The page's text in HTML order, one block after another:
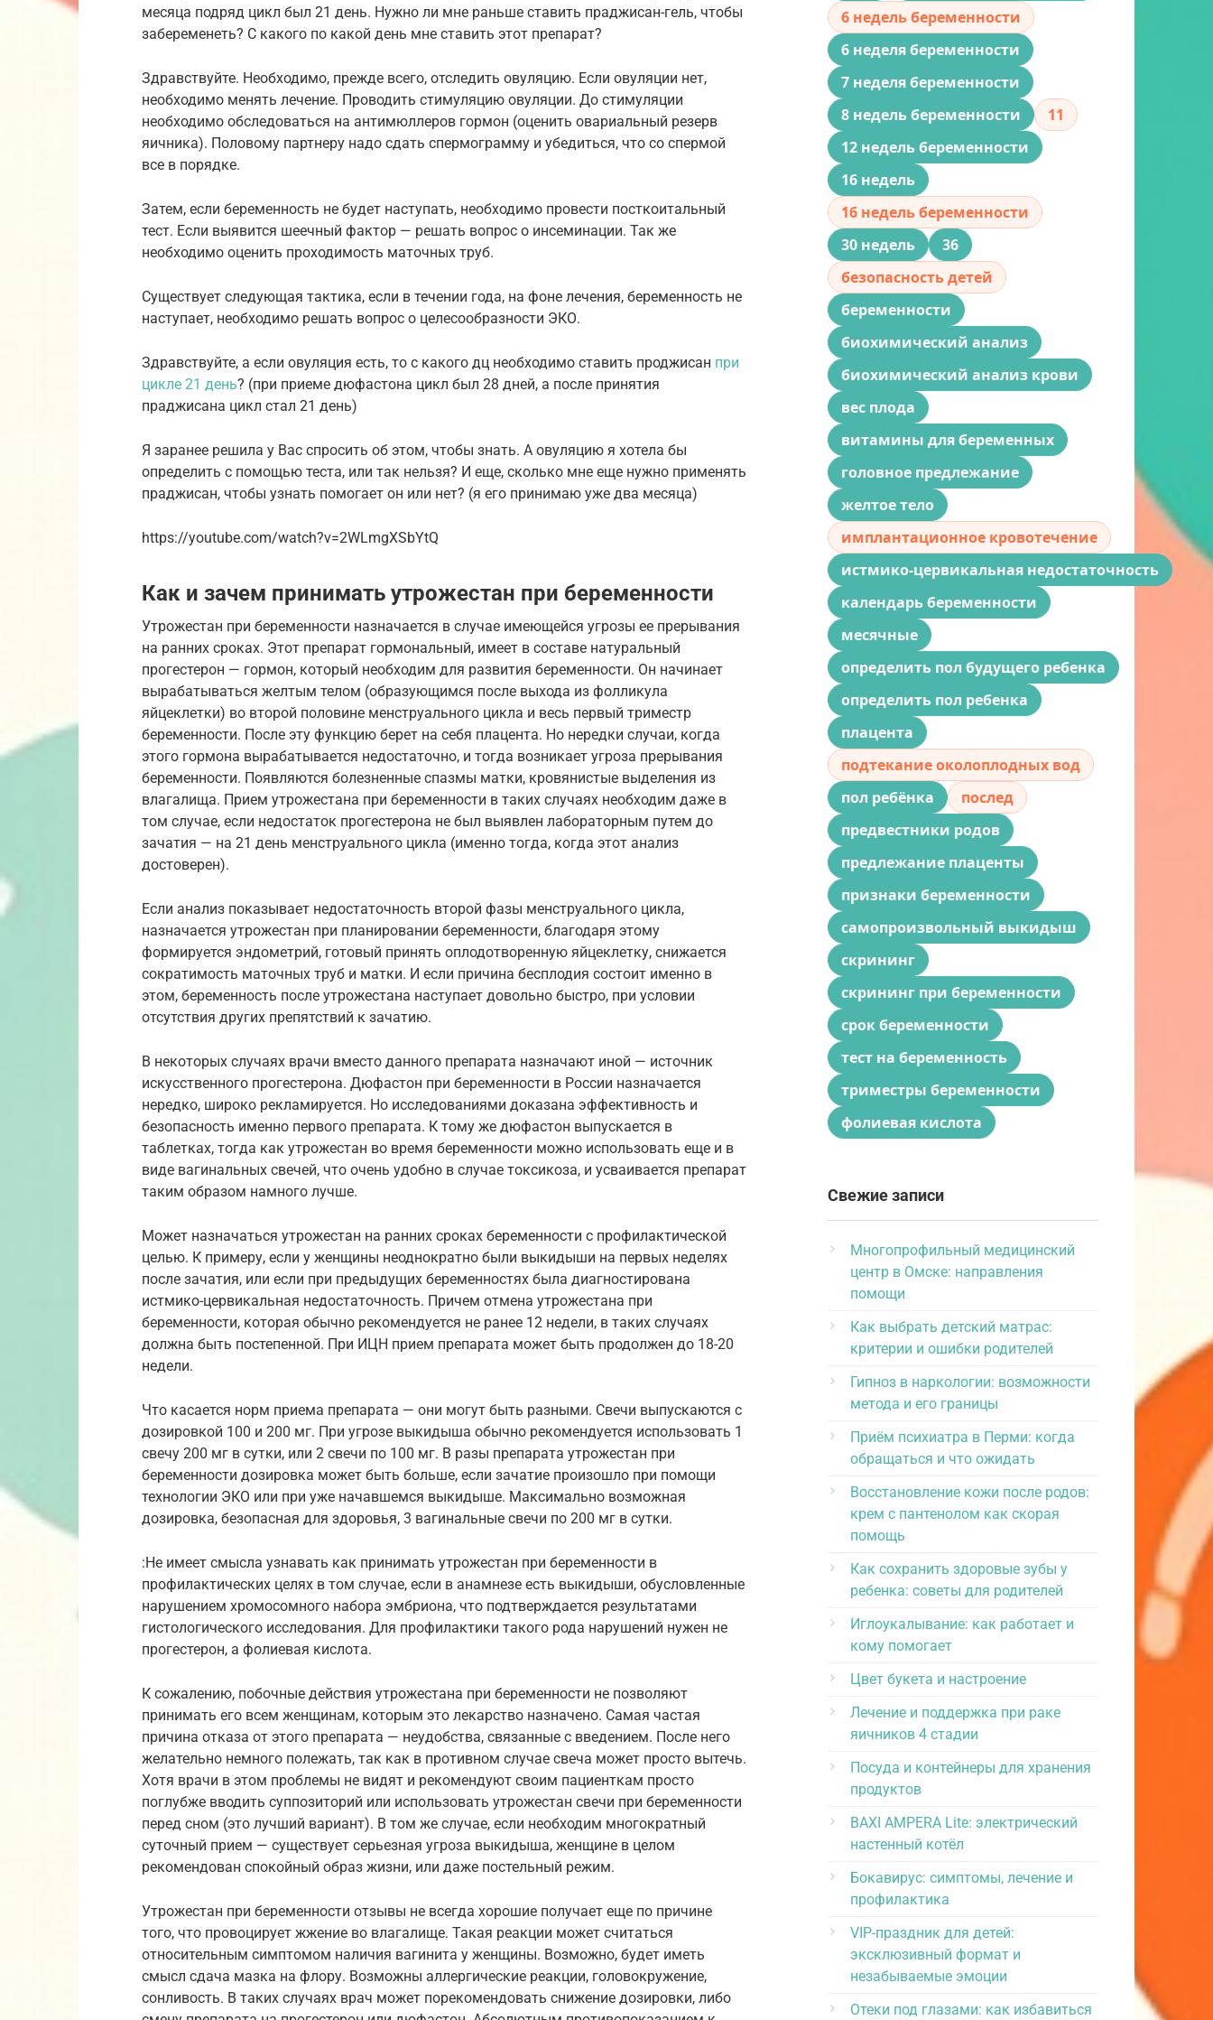
месяца подряд цикл был 21 день. Нужно ли мне раньше ставить праджисан-гель, чтобы
забеременеть? С какого по какой день мне ставить этот препарат?
Здравствуйте. Необходимо, прежде всего, отследить овуляцию. Если овуляции нет,
необходимо менять лечение. Проводить стимуляцию овуляции. До стимуляции
необходимо обследоваться на антимюллеров гормон (оценить овариальный резерв
яичника). Половому партнеру надо сдать спермограмму и убедиться, что со спермой
все в порядке.
Затем, если беременность не будет наступать, необходимо провести посткоитальный
тест. Если выявится шеечный фактор — решать вопрос о инсеминации. Так же
необходимо оценить проходимость маточных труб.
Существует следующая тактика, если в течении года, на фоне лечения, беременность не
наступает, необходимо решать вопрос о целесообразности ЭКО.
Здравствуйте, а если овуляция есть, то с какого дц необходимо ставить проджисан при
цикле 21 день? (при приеме дюфастона цикл был 28 дней, а после принятия
праджисана цикл стал 21 день)
Я заранее решила у Вас спросить об этом, чтобы знать. А овуляцию я хотела бы
определить с помощью теста, или так нельзя? И еще, сколько мне еще нужно применять
праджисан, чтобы узнать помогает он или нет? (я его принимаю уже два месяца)
https://youtube.com/watch?v=2WLmgXSbYtQ
Как и зачем принимать утрожестан при беременности
Утрожестан при беременности назначается в случае имеющейся угрозы ее прерывания
на ранних сроках. Этот препарат гормональный, имеет в составе натуральный
прогестерон — гормон, который необходим для развития беременности. Он начинает
вырабатываться желтым телом (образующимся после выхода из фолликула
яйцеклетки) во второй половине менструального цикла и весь первый триместр
беременности. После эту функцию берет на себя плацента. Но нередки случаи, когда
этого гормона вырабатывается недостаточно, и тогда возникает угроза прерывания
беременности. Появляются болезненные спазмы матки, кровянистые выделения из
влагалища. Прием утрожестана при беременности в таких случаях необходим даже в
том случае, если недостаток прогестерона не был выявлен лабораторным путем до
зачатия — на 21 день менструального цикла (именно тогда, когда этот анализ
достоверен).
Если анализ показывает недостаточность второй фазы менструального цикла,
назначается утрожестан при планировании беременности, благодаря этому
формируется эндометрий, готовый принять оплодотворенную яйцеклетку, снижается
сократимость маточных труб и матки. И если причина бесплодия состоит именно в
этом, беременность после утрожестана наступает довольно быстро, при условии
отсутствия других препятствий к зачатию.
В некоторых случаях врачи вместо данного препарата назначают иной — источник
искусственного прогестерона. Дюфастон при беременности в России назначается
нередко, широко рекламируется. Но исследованиями доказана эффективность и
безопасность именно первого препарата. К тому же дюфастон выпускается в
таблетках, тогда как утрожестан во время беременности можно использовать еще и в
виде вагинальных свечей, что очень удобно в случае токсикоза, и усваивается препарат
таким образом намного лучше.
Может назначаться утрожестан на ранних сроках беременности с профилактической
целью. К примеру, если у женщины неоднократно были выкидыши на первых неделях
после зачатия, или если при предыдущих беременностях была диагностирована
истмико-цервикальная недостаточность. Причем отмена утрожестана при
беременности, которая обычно рекомендуется не ранее 12 недели, в таких случаях
должна быть постепенной. При ИЦН прием препарата может быть продолжен до 18-20
недели.
Что касается норм приема препарата — они могут быть разными. Свечи выпускаются с
дозировкой 100 и 200 мг. При угрозе выкидыша обычно рекомендуется использовать 1
свечу 200 мг в сутки, или 2 свечи по 100 мг. В разы препарата утрожестан при
беременности дозировка может быть больше, если зачатие произошло при помощи
технологии ЭКО или при уже начавшемся выкидыше. Максимально возможная
дозировка, безопасная для здоровья, 3 вагинальные свечи по 200 мг в сутки.
:Не имеет смысла узнавать как принимать утрожестан при беременности в
профилактических целях в том случае, если в анамнезе есть выкидыши, обусловленные
нарушением хромосомного набора эмбриона, что подтверждается результатами
гистологического исследования. Для профилактики такого рода нарушений нужен не
прогестерон, а фолиевая кислота.
К сожалению, побочные действия утрожестана при беременности не позволяют
принимать его всем женщинам, которым это лекарство назначено. Самая частая
причина отказа от этого препарата — неудобства, связанные с введением. После него
желательно немного полежать, так как в противном случае свеча может просто вытечь.
Хотя врачи в этом проблемы не видят и рекомендуют своим пациенткам просто
поглубже вводить суппозиторий или использовать утрожестан свечи при беременности
перед сном (это лучший вариант). В том же случае, если необходим многократный
суточный прием — существует серьезная угроза выкидыша, женщине в целом
рекомендован спокойный образ жизни, или даже постельный режим.
Утрожестан при беременности отзывы не всегда хорошие получает еще по причине
того, что провоцирует жжение во влагалище. Такая реакции может считаться
относительным симптомом наличия вагинита у женщины. Возможно, будет иметь
смысл сдача мазка на флору. Возможны аллергические реакции, головокружение,
сонливость. В таких случаях врач может порекомендовать снижение дозировки, либо
6 недель беременности
6 неделя беременности
7 неделя беременности
8 недель беременности
11
12 недель беременности
16 недель
16 недель беременности
30 недель
36
безопасность детей
беременности
биохимический анализ
биохимический анализ крови
вес плода
витамины для беременных
головное предлежание
желтое тело
имплантационное кровотечение
истмико-цервикальная недостаточность
календарь беременности
месячные
определить пол будущего ребенка
определить пол ребенка
плацента
подтекание околоплодных вод
пол ребёнка
послед
предвестники родов
предлежание плаценты
признаки беременности
самопроизвольный выкидыш
скрининг
скрининг при беременности
срок беременности
тест на беременность
триместры беременности
фолиевая кислота
Свежие записи
Многопрофильный медицинский
центр в Омске: направления
помощи
Как выбрать детский матрас:
критерии и ошибки родителей
Гипноз в наркологии: возможности
метода и его границы
Приём психиатра в Перми: когда
обращаться и что ожидать
Восстановление кожи после родов:
крем с пантенолом как скорая
помощь
Как сохранить здоровые зубы у
ребенка: советы для родителей
Иглоукалывание: как работает и
кому помогает
Цвет букета и настроение
Лечение и поддержка при раке
яичников 4 стадии
Посуда и контейнеры для хранения
продуктов
BAXI AMPERA Lite: электрический
настенный котёл
Бокавирус: симптомы, лечение и
профилактика
VIP-праздник для детей:
эксклюзивный формат и
незабываемые эмоции
Отеки под глазами: как избавиться